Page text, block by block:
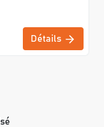
Détails